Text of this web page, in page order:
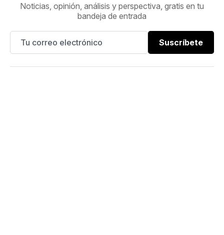
Noticias, opinión, análisis y perspectiva, gratis en tu
bandeja de entrada
Suscríbete